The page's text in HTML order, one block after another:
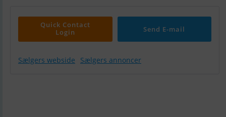
Quick Contact
Login
Send E-mail
Sælgers webside Sælgers annoncer